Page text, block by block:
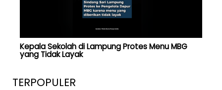
Kepala Sekolah di Lampung Protes Menu MBG
yang Tidak Layak
TERPOPULER